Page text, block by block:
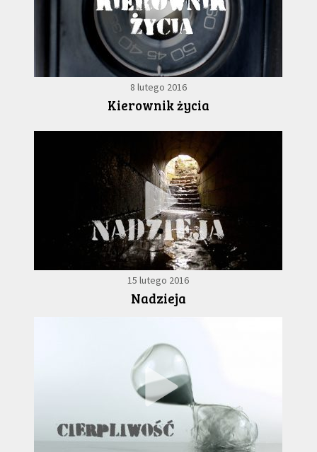
8 lutego 2016
Kierownik życia
15 lutego 2016
Nadzieja